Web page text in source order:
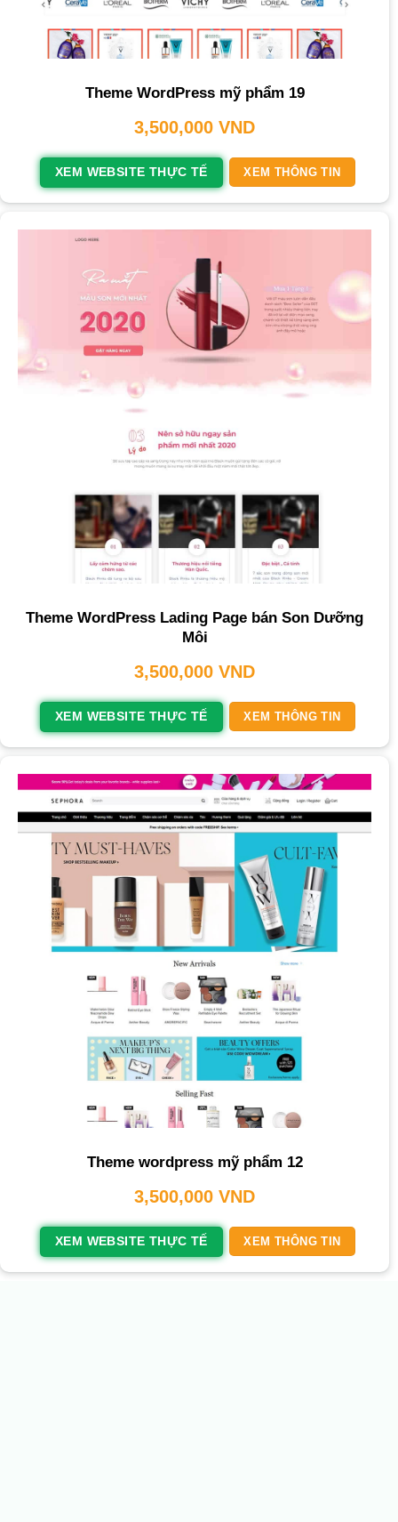
Theme WordPress mỹ phẩm 19
3,500,000 VND
XEM WEBSITE THỰC TẾ XEM THÔNG TIN
Theme WordPress Lading Page bán Son Dưỡng
Môi
3,500,000 VND
XEM WEBSITE THỰC TẾ XEM THÔNG TIN
Theme wordpress mỹ phẩm 12
3,500,000 VND
XEM WEBSITE THỰC TẾ XEM THÔNG TIN